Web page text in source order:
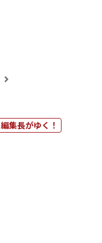
編集長がゆく！